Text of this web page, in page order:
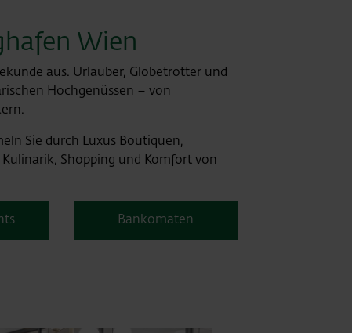
Wien
aus. Urlauber, Globetrotter und
Hochgenüssen – von
Sie durch Luxus Boutiquen,
Shopping und Komfort von
Bankomaten